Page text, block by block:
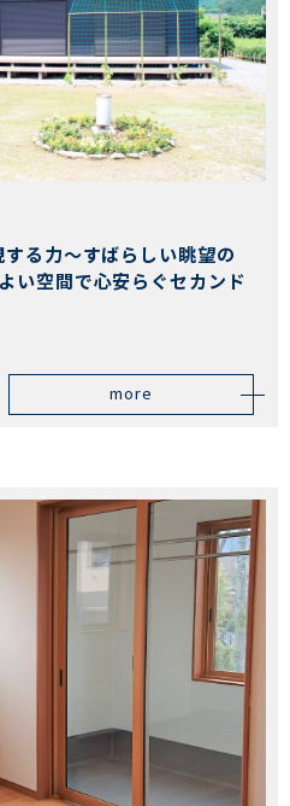
する力～すばらしい眺望の
い空間で心安らぐセカンド
more